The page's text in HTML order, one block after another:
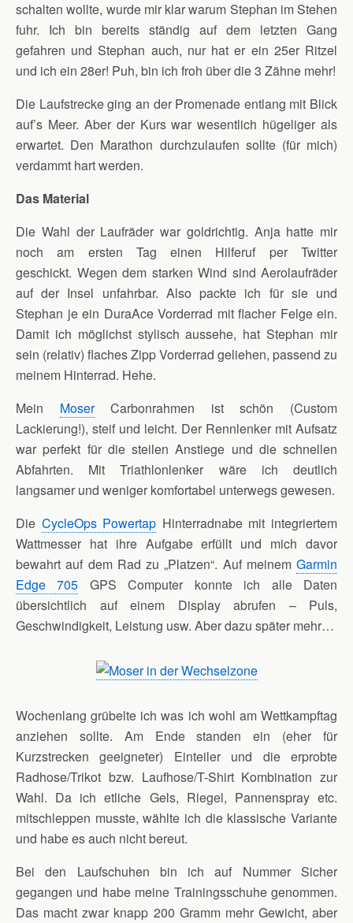
schalten wollte, wurde mir klar warum Stephan im Stehen
fuhr. Ich bin bereits ständig auf dem letzten Gang
gefahren und Stephan auch, nur hat er ein 25er Ritzel
und ich ein 28er! Puh, bin ich froh über die 3 Zähne mehr!
Die Laufstrecke ging an der Promenade entlang mit Blick
auf’s Meer. Aber der Kurs war wesentlich hügeliger als
erwartet. Den Marathon durchzulaufen sollte (für mich)
verdammt hart werden.
Das Material
Die Wahl der Laufräder war goldrichtig. Anja hatte mir
noch am ersten Tag einen Hilferuf per Twitter
geschickt. Wegen dem starken Wind sind Aerolaufräder
auf der Insel unfahrbar. Also packte ich für sie und
Stephan je ein DuraAce Vorderrad mit flacher Felge ein.
Damit ich möglichst stylisch aussehe, hat Stephan mir
sein (relativ) flaches Zipp Vorderrad geliehen, passend zu
meinem Hinterrad. Hehe.
Mein MoserCarbonrahmen ist schön (Custom
Lackierung!), steif und leicht. Der Rennlenker mit Aufsatz
war perfekt für die steilen Anstiege und die schnellen
Abfahrten. Mit Triathlonlenker wäre ich deutlich
langsamer und weniger komfortabel unterwegs gewesen.
Die CycleOps Powertap Hinterradnabe mit integriertem
Wattmesser hat ihre Aufgabe erfüllt und mich davor
bewahrt auf dem Rad zu „Platzen“. Auf meinem Garmin
Edge 705 GPS Computer konnte ich alle Daten
übersichtlich auf einem Display abrufen – Puls,
Geschwindigkeit, Leistung usw. Aber dazu später mehr…
Wochenlang grübelte ich was ich wohl am Wettkampftag
anziehen sollte. Am Ende standen ein (eher für
Kurzstrecken geeigneter) Einteiler und die erprobte
Radhose/Trikot bzw. Laufhose/T-Shirt Kombination zur
Wahl. Da ich etliche Gels, Riegel, Pannenspray etc.
mitschleppen musste, wählte ich die klassische Variante
und habe es auch nicht bereut.
Bei den Laufschuhen bin ich auf Nummer Sicher
gegangen und habe meine Trainingsschuhe genommen.
Das macht zwar knapp 200 Gramm mehr Gewicht, aber